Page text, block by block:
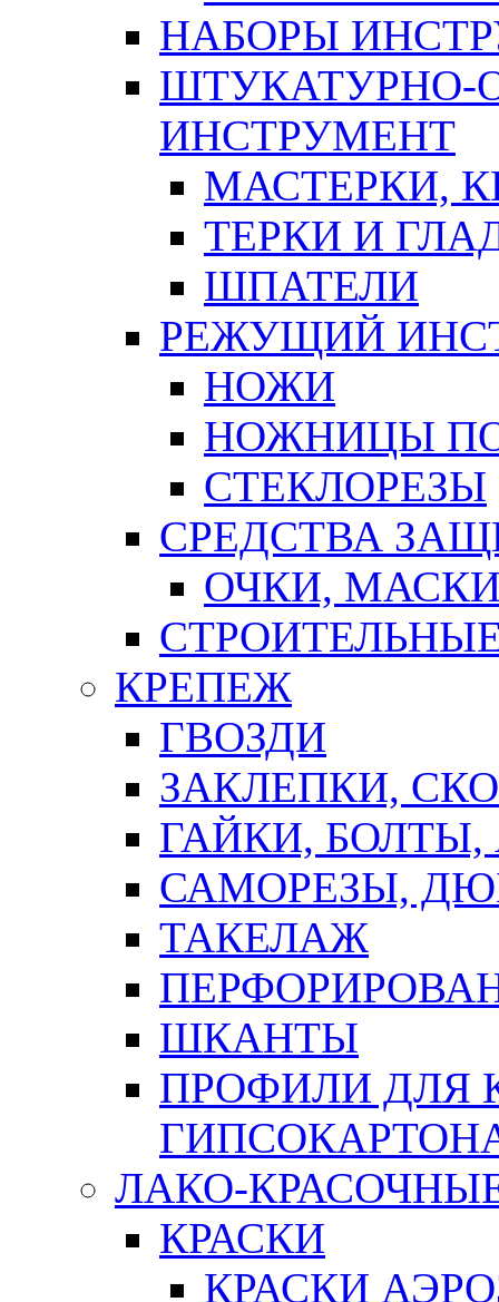
НАБОРЫ
ШТУКАТУРНО-
ИНСТРУМЕНТ
МАСТЕРКИ,
ТЕРКИ И
ШПАТЕЛИ
РЕЖУЩИЙ
НОЖИ
НОЖНИЦЫ
СТЕКЛОРЕЗЫ
СРЕДСТВА
ОЧКИ,
КРЕПЕЖ
ГВОЗДИ
ЗАКЛЕПКИ,
ГАЙКИ,
САМОРЕЗЫ,
ТАКЕЛАЖ
ШКАНТЫ
ПРОФИЛИ ДЛЯ
ЛАКО-
КРАСКИ
КРАСКИ